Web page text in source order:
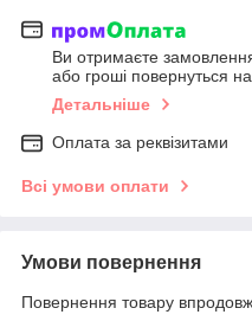
Ви отримаєте
або гроші повернуться
Детальніше
Оплата за реквізитами
Всі умови оплати
Умови повернення
Повернення товару